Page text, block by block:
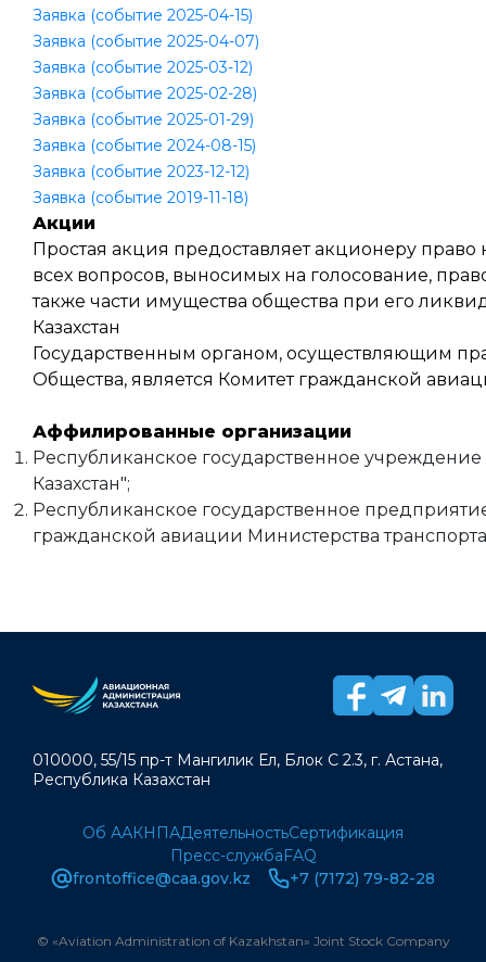
Заявка (событие 2025-04-15)
Заявка (событие 2025-04-07)
Заявка (событие 2025-03-12)
Заявка (событие 2025-02-28)
Заявка (событие 2025-01-29)
Заявка (событие 2024-08-15)
Заявка (событие 2023-12-12)
Заявка (событие 2019-11-18)
Акции
Простая акция предоставляет акционеру
всех вопросов, выносимых на голосование,
также части имущества общества при его
Казахстан
Государственным органом, осуществляющим
Общества, является Комитет гражданской
Аффилированные организации
Республиканское государственное
Казахстан";
Республиканское государственное
гражданской авиации Министерства
010000, 55/15 пр-т Мангилик Ел, Блок С 2.3, г. Астана,
Республика Казахстан
Об ААКНПАДеятельностьСертификация
Пресс-службаFAQ
frontoffice@caa.gov.kz
+7 (7172) 79-82-28
© «Aviation Administration of Kazakhstan» Joint Stock Company